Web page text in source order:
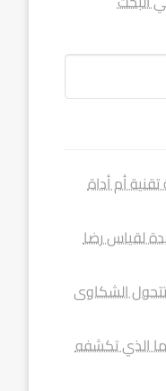
أم أداة
لقياس رضا
الشكاوى
الذي تكشفه